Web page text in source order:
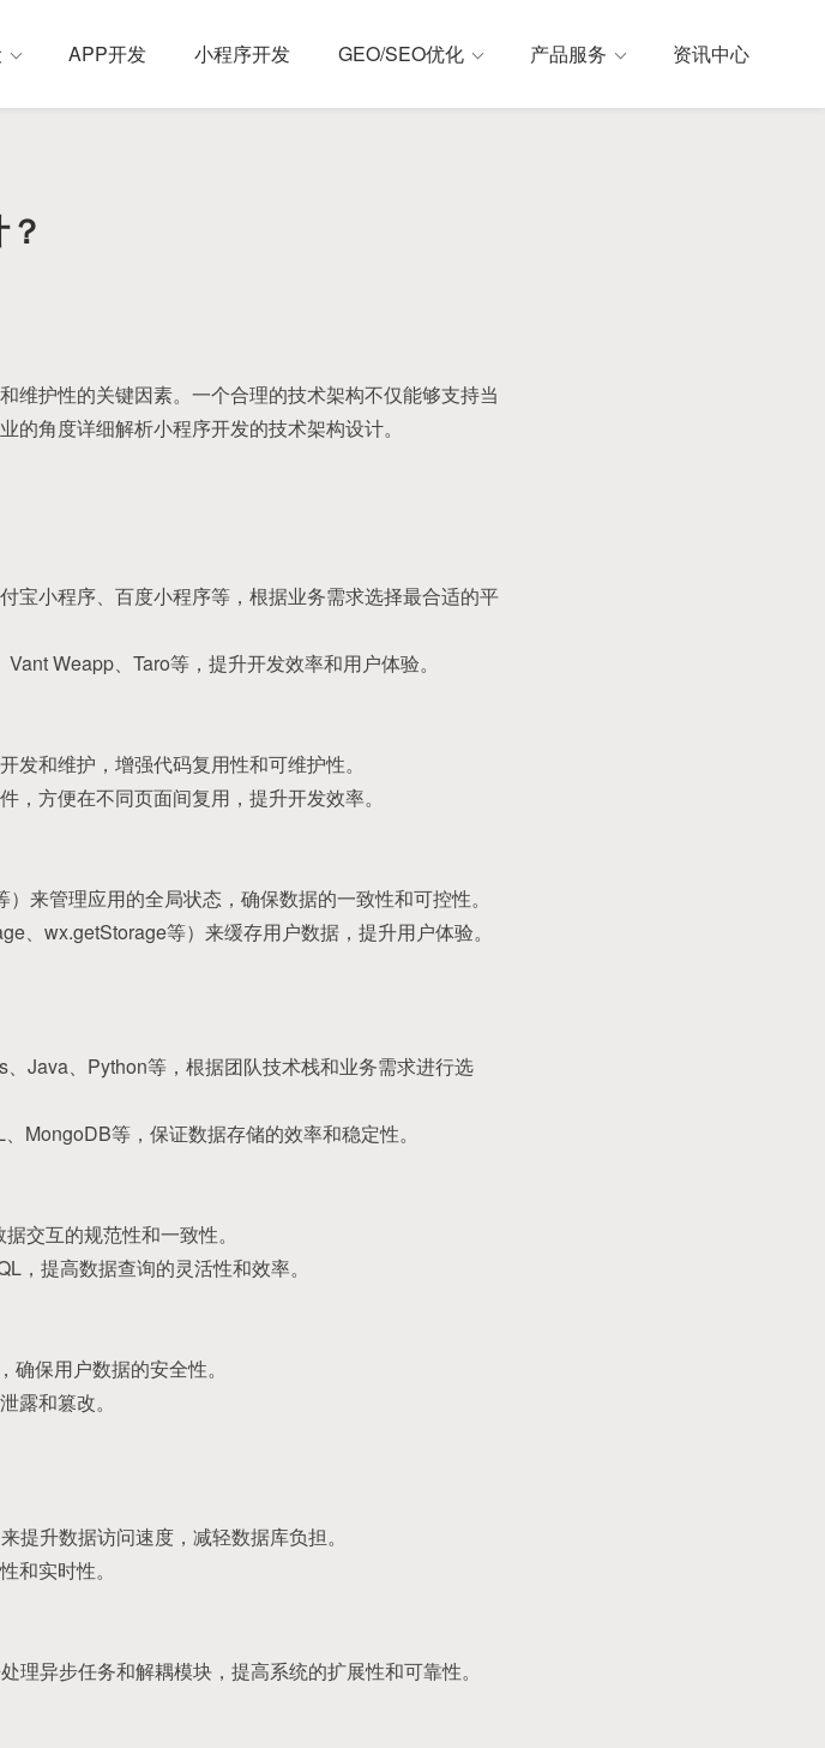
APP开发 小程序开发 GEO/SEO优化 产品服务 资讯中心
维护性的关键因素。一个合理的技术架构不仅能够支持当
角度详细解析小程序开发的技术架构设计。
宝小程序、百度小程序等，根据业务需求选择最合适的平
Weapp、Taro等，提升开发效率和用户体验。
和维护，增强代码复用性和可维护性。
方便在不同页面间复用，提升开发效率。
来管理应用的全局状态，确保数据的一致性和可控性。
、wx.getStorage等）来缓存用户数据，提升用户体验。
Java、Python等，根据团队技术栈和业务需求进行选
MongoDB等，保证数据存储的效率和稳定性。
交互的规范性和一致性。
，提高数据查询的灵活性和效率。
保用户数据的安全性。
露和篡改。
升数据访问速度，减轻数据库负担。
和实时性。
异步任务和解耦模块，提高系统的扩展性和可靠性。